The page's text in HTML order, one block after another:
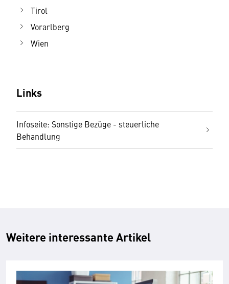
Tirol
Vorarlberg
Wien
Links
Infoseite: Sonstige Bezüge - steuerliche
Behandlung
Weitere interessante Artikel